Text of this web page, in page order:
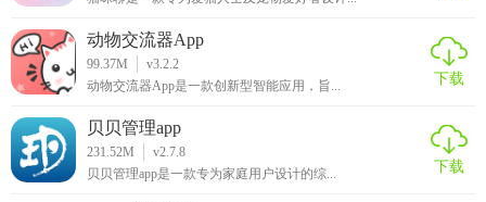
动物交流器App
99.37M
v3.2.2
动物交流器App是一款创新型智能应用，旨...
下载
贝贝管理app
231.52M
v2.7.8
贝贝管理app是一款专为家庭用户设计的综...
下载